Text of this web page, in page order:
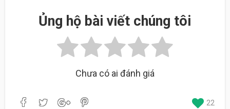
Ủng hộ bài viết chúng tôi
Chưa có ai đánh giá
22